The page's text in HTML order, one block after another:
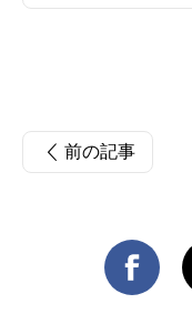
前の記事